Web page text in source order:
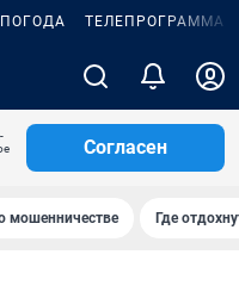
ПОГОДА ТЕЛЕПРОГРАММА
Согласен
мошенничестве Где